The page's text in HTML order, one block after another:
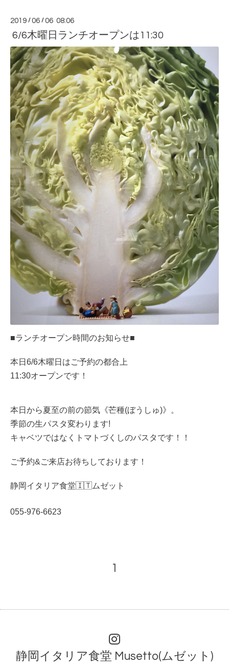
2019 /06 /06 08:06
6/6木曜日ランチオープンは11:30
■ランチオープン時間のお知らせ■
本日6/6木曜日はご予約の都合上
11:30オープンです！
本日から夏至の前の節気《芒種(ぼうしゅ)》。
季節の生パスタ変わります!
キャベツではなくトマトづくしのパスタです！！
ご予約&ご来店お待ちしております！
静岡イタリア食堂🇮🇹ムゼット
055-976-6623
1
静岡イタリア食堂 Musetto(ムゼット)